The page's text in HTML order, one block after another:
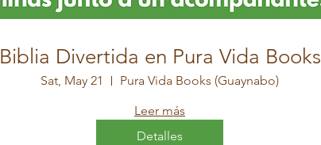
Biblia Divertida en Pura Vida Books
Sat, May 21
Pura Vida Books (Guaynabo)
Leer más
Detalles